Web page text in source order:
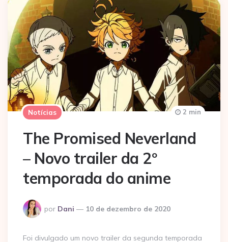
Notícias
The Promised Neverland
– Novo trailer da 2º
temporada do anime
Postado
por
por Dani 10 de dezembro de 2020
2 min
Foi divulgado um novo trailer da segunda temporada